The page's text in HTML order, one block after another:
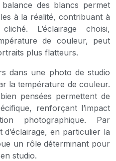
des blancs permet
à la réalité, contribuant à
L’éclairage choisi,
de couleur, peut
plus flatteurs.
dans une photo de studio
la température de couleur.
pensées permettent de
renforçant l’impact
photographique. Par
en particulier la
un rôle déterminant pour
studio.